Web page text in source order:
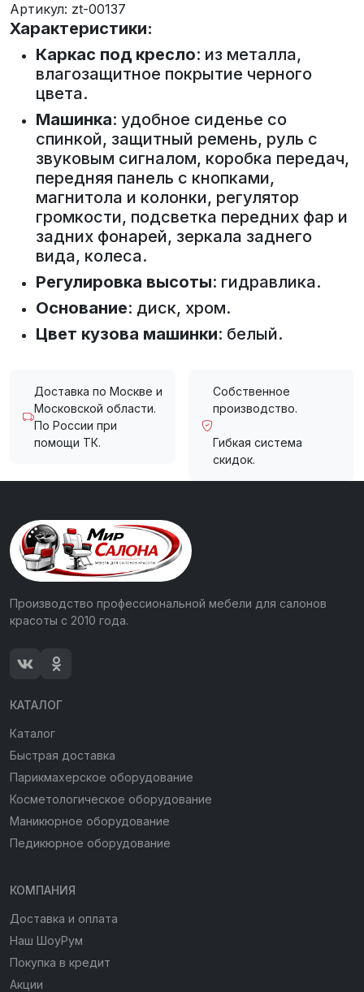
Артикул: zt-00137
Характеристики:
Каркас под кресло: из металла,
влагозащитное покрытие черного
цвета.
Машинка: удобное сиденье со
спинкой, защитный ремень, руль с
звуковым сигналом, коробка передач,
передняя панель с кнопками,
магнитола и колонки, регулятор
громкости, подсветка передних фар и
задних фонарей, зеркала заднего
вида, колеса.
Регулировка высоты: гидравлика.
Основание: диск, хром.
Цвет кузова машинки: белый.
Доставка по Москве и
Московской области.
По России при
помощи ТК.
Собственное
производство.
Гибкая система
скидок.
Производство профессиональной мебели для салонов
красоты с 2010 года.
КАТАЛОГ
Каталог
Быстрая доставка
Парикмахерское оборудование
Косметологическое оборудование
Маникюрное оборудование
Педикюрное оборудование
КОМПАНИЯ
Доставка и оплата
Наш ШоуРум
Покупка в кредит
Акции